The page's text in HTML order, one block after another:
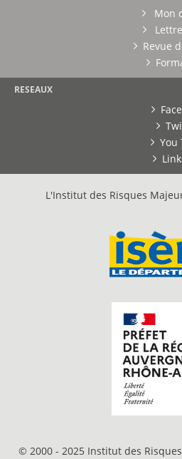
Mon
Revue
RESEAUX
You
L'Institut des Risques
© 2000 - 2025 Institut des